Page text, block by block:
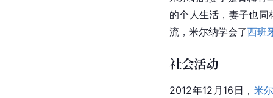
的个人生活，妻子也同
流， 米尔纳学会了西班
社会活动
2012年12月16日， 米